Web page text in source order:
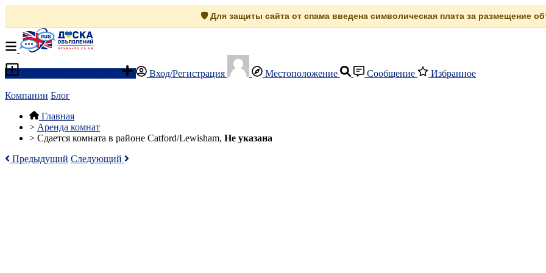
🛡️ Для защиты сайта от спама введена символическая плата за размещение
Вход/Регистрация Местоположение Сообщение Избранное
Компании Блог
Главная
> Аренда комнат
> Сдается комната в районе Catford/Lewisham, Не указана
Предыдущий Следующий